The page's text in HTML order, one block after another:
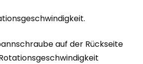
auf der Rückseite